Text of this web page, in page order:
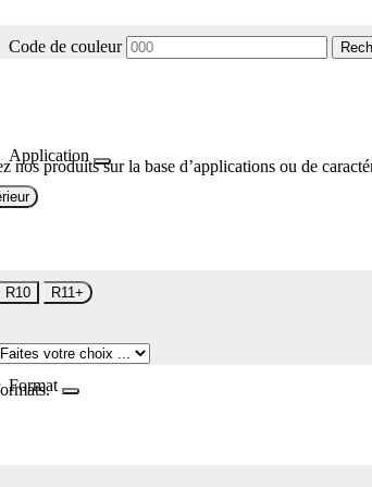
Code de couleur
Application
nos produits sur la base d’applications ou de
R10 R11+
Format